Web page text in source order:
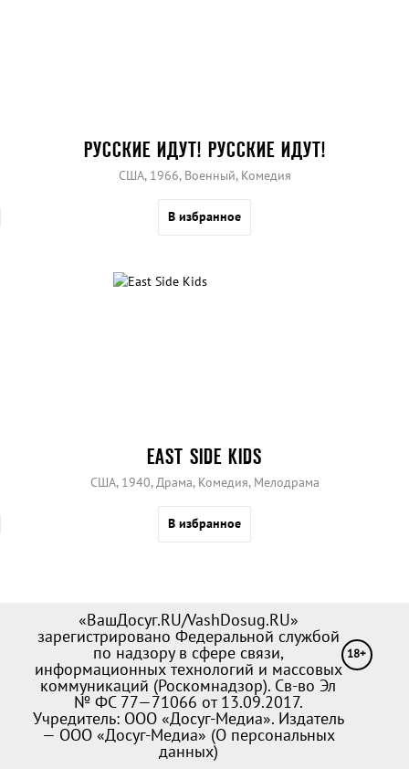
РУССКИЕ ИДУТ! РУССКИЕ ИДУТ!
США, 1966, Военный, Комедия
В избранное
EAST SIDE KIDS
США, 1940, Драма, Комедия, Мелодрама
В избранное
«ВашДосуг.RU/VashDosug.RU»
зарегистрировано Федеральной службой
по надзору в сфере связи,
информационных технологий и массовых
коммуникаций (Роскомнадзор). Св-во Эл
№ ФС 77—71066 от 13.09.2017.
Учредитель: ООО «Досуг-Медиа». Издатель
— ООО «Досуг-Медиа» (О персональных
данных)
18+